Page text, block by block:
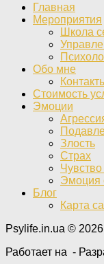
Главная
Мероприятия
Школа
Обо мне
Стоимость
Эмоции
Злость
Страх
Эмоция
Блог
Карта
Psylife.in.ua ©
Работает на -